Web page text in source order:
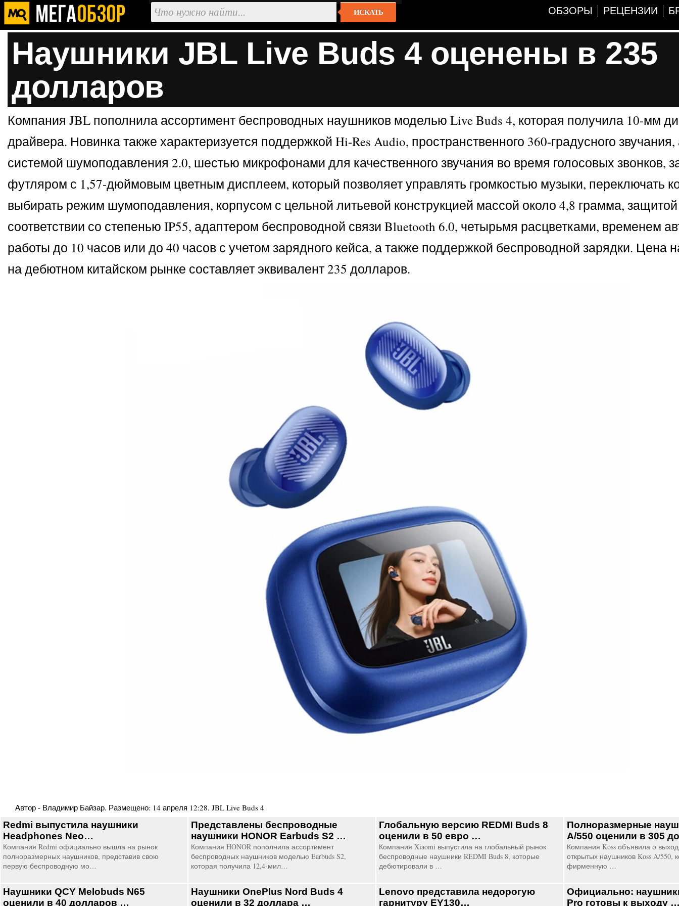
ИСКАТЬ ОБЗОРЫ РЕЦЕНЗИИ
Наушники JBL Live Buds 4 оценены в 235
долларов
Компания JBL пополнила ассортимент беспроводных наушников моделью Live Buds 4, которая получила 10-мм
драйвера. Новинка также характеризуется поддержкой Hi-Res Audio, пространственного 360-градусного
системой шумоподавления 2.0, шестью микрофонами для качественного звучания во время голосовых звонков,
футляром с 1,57-дюймовым цветным дисплеем, который позволяет управлять громкостью музыки, переключать
выбирать режим шумоподавления, корпусом с цельной литьевой конструкцией массой около 4,8 грамма,
соответствии со степенью IP55, адаптером беспроводной связи Bluetooth 6.0, четырьмя расцветками, временем
работы до 10 часов или до 40 часов с учетом зарядного кейса, а также поддержкой беспроводной зарядки. Цена
на дебютном китайском рынке составляет эквивалент 235 долларов.
Автор - Владимир Байзар. Размещено: 14 апреля 12:28. JBL Live Buds 4
Redmi выпустила наушники
Headphones Neo…
Компания Redmi официально вышла на рынок
полноразмерных наушников, представив свою
первую беспроводную мо…
Представлены беспроводные
наушники HONOR Earbuds S2 …
Компания HONOR пополнила ассортимент
беспроводных наушников моделью Earbuds S2,
которая получила 12,4-мил…
Глобальную версию REDMI Buds 8
оценили в 50 евро …
Компания Xiaomi выпустила на глобальный рынок
беспроводные наушники REDMI Buds 8, которые
дебютировали в …
Полноразмерные
A/550 оценили в 305
Компания Koss объявила о
открытых наушников Koss A/550,
фирменную …
Наушники QCY Melobuds N65
оценили в 40 долларов …
Наушники OnePlus Nord Buds 4
оценили в 32 доллара …
Lenovo представила недорогую
гарнитуру EY130…
Официально:
Pro готовы к выходу